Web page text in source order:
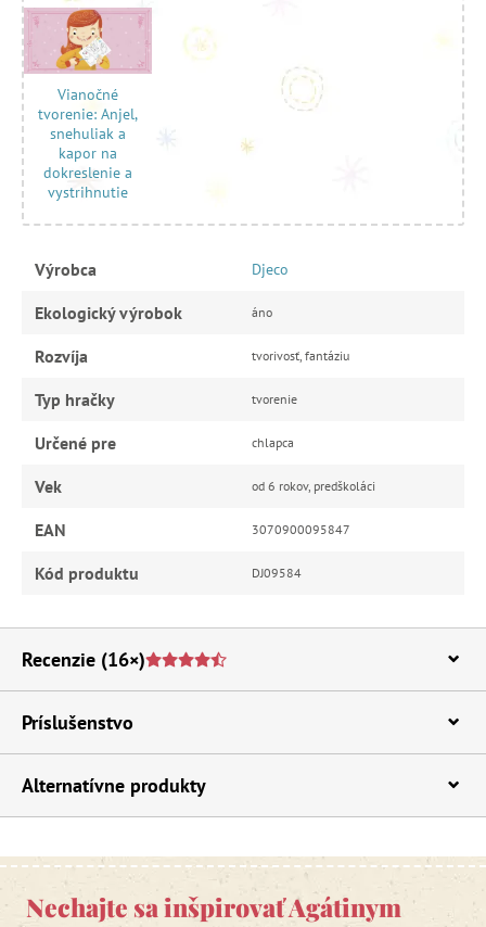
Vianočné
tvorenie: Anjel,
snehuliak a
kapor na
dokreslenie a
vystrihnutie
Výrobca Djeco
Ekologický výrobok áno
Rozvíja tvorivosť, fantáziu
Typ hračky tvorenie
Určené pre chlapca
Vek od 6 rokov, predškoláci
EAN 3070900095847
Kód produktu DJ09584
Recenzie (16×)
Príslušenstvo
Alternatívne produkty
Nechajte sa inšpirovať Agátinym